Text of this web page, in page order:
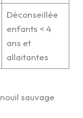
Déconseillée
enfants < 4
ans et
allaitantes
sauvage